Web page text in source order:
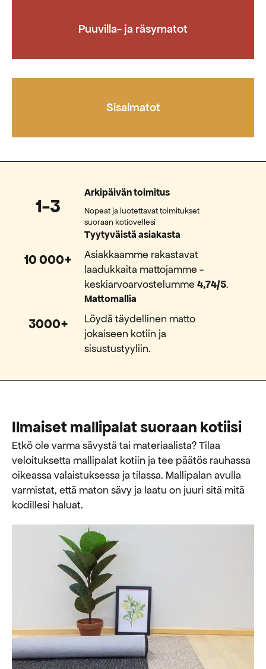
Puuvilla- ja räsymatot
Sisalmatot
1-3
Arkipäivän toimitus
Nopeat ja luotettavat toimitukset
suoraan kotiovellesi
10 000+
Tyytyväistä asiakasta
Asiakkaamme rakastavat
laadukkaita mattojamme -
keskiarvoarvostelumme4,74/5.
3000+
Mattomallia
Löydä täydellinen matto
jokaiseen kotiin ja
sisustustyyliin.
Ilmaiset mallipalat suoraan kotiisi
Etkö ole varma sävystä tai materiaalista? Tilaa
veloituksetta mallipalat kotiin ja tee päätös rauhassa
oikeassa valaistuksessa ja tilassa. Mallipalan avulla
varmistat, että maton sävy ja laatu on juuri sitä mitä
kodillesi haluat.